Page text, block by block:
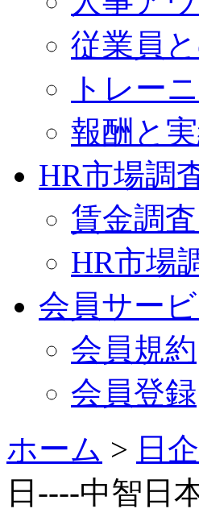
従業員
トレー
報酬と
HR市場調
賃金調
HR市場
会員サー
会員規約
会員登録
ホーム > 日
日----中智日